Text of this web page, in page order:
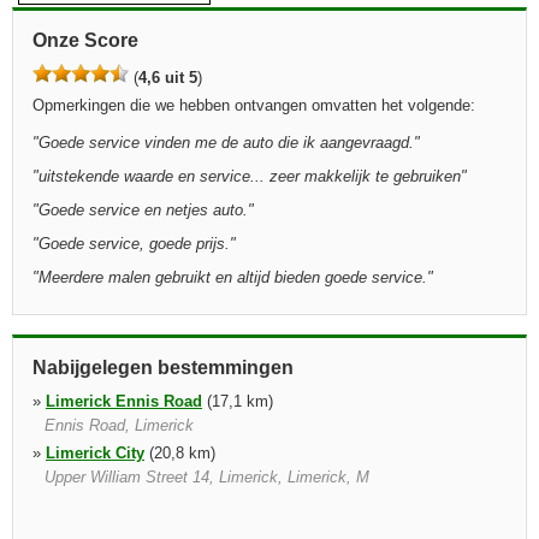
Onze Score
(4,6 uit 5)
Opmerkingen die we hebben ontvangen omvatten het volgende:
"Goede service vinden me de auto die ik aangevraagd. "
"uitstekende waarde en service... zeer makkelijk te gebruiken"
"Goede service en netjes auto. "
"Goede service, goede prijs. "
"Meerdere malen gebruikt en altijd bieden goede service. "
Nabijgelegen bestemmingen
» Limerick Ennis Road (17,1 km)
Ennis Road, Limerick
» Limerick City (20,8 km)
Upper William Street 14, Limerick, Limerick, M